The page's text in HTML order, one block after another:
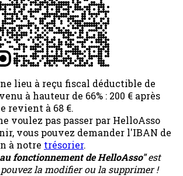
lieu à reçu fiscal déductible de
à hauteur de 66% : 200 € après
revient à 68 €.
voulez pas passer par HelloAsso
vous pouvez demander l'IBAN de
à notre trésorier.
fonctionnement de HelloAsso"est
la modifier ou la supprimer !